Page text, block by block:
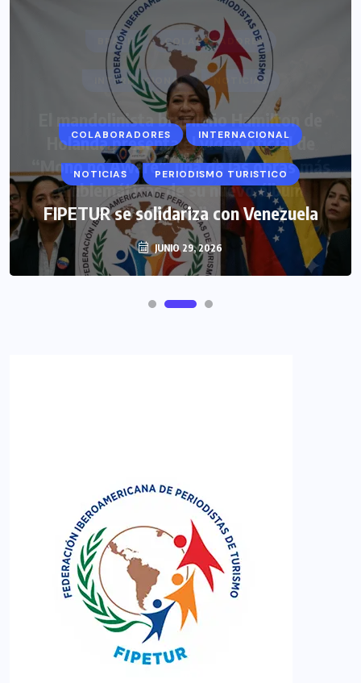
COLABORADORES INTERNACIONAL
NOTICIAS PERIODISMO TURISTICO
FIPETUR se solidariza con Venezuela
JUNIO 29, 2026